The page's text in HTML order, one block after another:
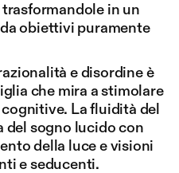
in un
obiettivi puramente
e disordine è
che mira a stimolare
La fluidità del
del sogno lucido con
della luce e visioni
e seducenti.